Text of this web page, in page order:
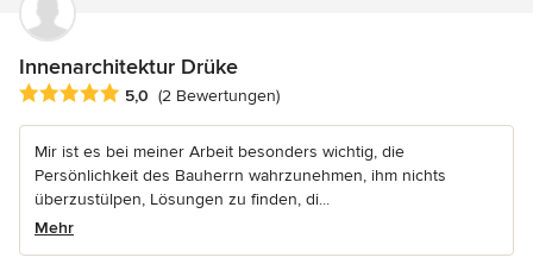
Innenarchitektur Drüke
Durchschnittliche Bewertung: 5 von 5 Sternen
5,0 (2 Bewertungen)
Mir ist es bei meiner Arbeit besonders wichtig, die
Persönlichkeit des Bauherrn wahrzunehmen, ihm nichts
überzustülpen, Lösungen zu finden, di...
Mehr